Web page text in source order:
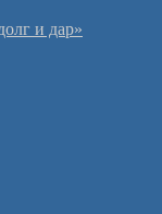
и дар»